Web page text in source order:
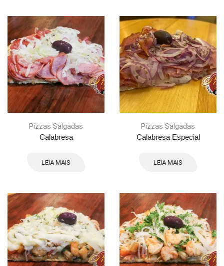
Pizzas Salgadas
Calabresa
LEIA MAIS
Pizzas Salgadas
Calabresa Especial
LEIA MAIS